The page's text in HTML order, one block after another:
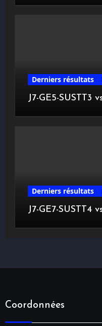
Derniers résultats
J7-GE5-SUSTT3
Derniers résultats
J7-GE7-SUSTT4
Coordonnées